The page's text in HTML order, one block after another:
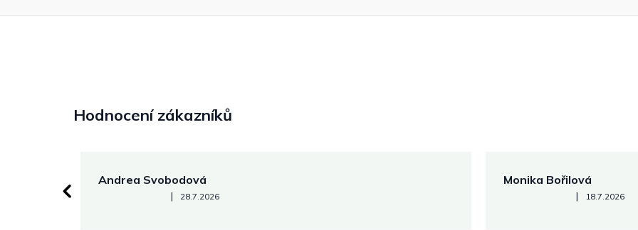
Hodnocení zákazníků
Andrea Svobodová
Hodnocení obchodu je 5 z 5 hvězdiček.
| 28.7.2026
Monika Bořilová
Hodnocení obchodu je 5 z
| 18.7.2026